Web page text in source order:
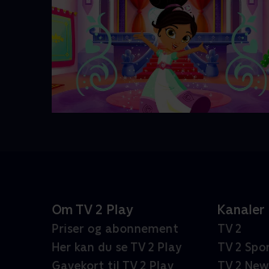
Om TV 2 Play
Priser og abonnement
Her kan du se TV 2 Play
Gavekort til TV 2 Play
Kanaler
TV 2
TV 2
TV 2